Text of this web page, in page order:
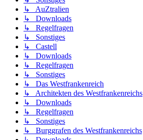
↳ AuZtralien
↳ Downloads
↳ Regelfragen
↳ Sonstiges
↳ Castell
↳ Downloads
↳ Regelfragen
↳ Sonstiges
↳ Das Westfrankenreich
↳ Architekten des Westfrankenreichs
↳ Downloads
↳ Regelfragen
↳ Sonstiges
↳ Burggrafen des Westfrankenreichs